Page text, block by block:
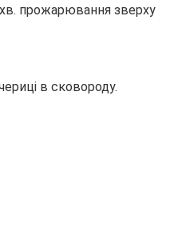
прожарювання зверху
в сковороду.